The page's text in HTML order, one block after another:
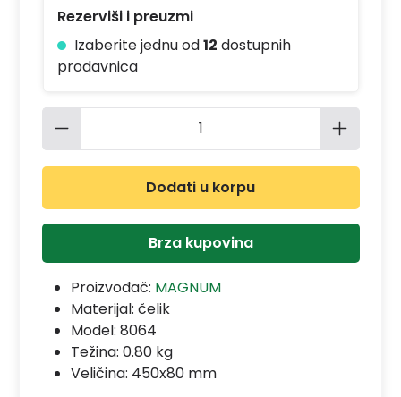
Rezerviši i preuzmi
Izaberite jednu od12 dostupnih
prodavnica
Količina proizvoda: Unesite
Dodati u korpu
Brza kupovina
Proizvođač: MAGNUM
Materijal: čelik
Model: 8064
Težina: 0.80 kg
Veličina: 450x80 mm